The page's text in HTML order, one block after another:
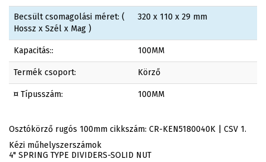
Becsült csomagolási méret: (
Hossz x Szél x Mag )
320 x 110 x 29 mm
Kapacitás:: 100MM
Termék csoport: Körző
¤ Típusszám: 100MM
Osztókörző rugós 100mm cikkszám: CR-KEN5180040K | CSV 1.
Kézi műhelyszerszámok
4" SPRING TYPE DIVIDERS-SOLID NUT